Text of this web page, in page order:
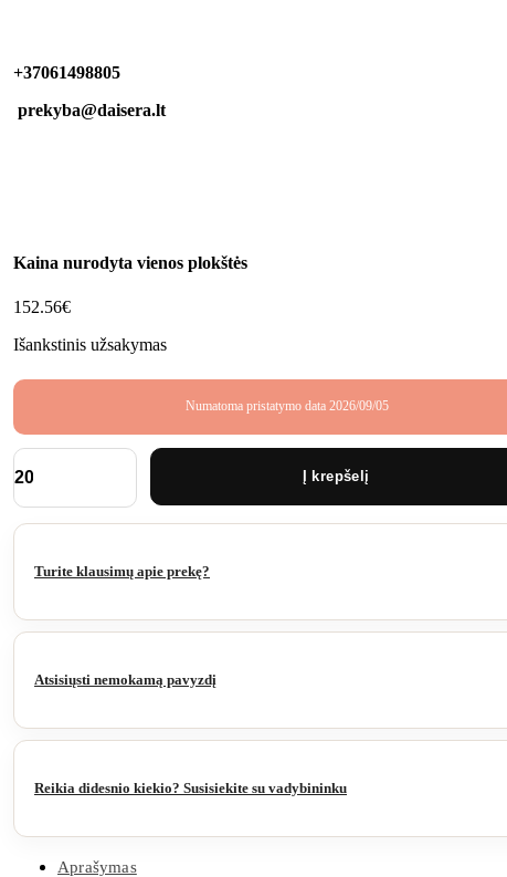
+37061498805
prekyba@daisera.lt
Kaina nurodyta vienos plokštės
152.56€
Išankstinis užsakymas
Numatoma pristatymo data 2026/09/05
produkto
kiekis:
James
fibrocementinė
faktūra
3048x1220x8
Arctic
Į krepšelį
Turite klausimų apie prekę?
Atsisiųsti nemokamą pavyzdį
Reikia didesnio kiekio? Susisiekite su vadybininku
Aprašymas